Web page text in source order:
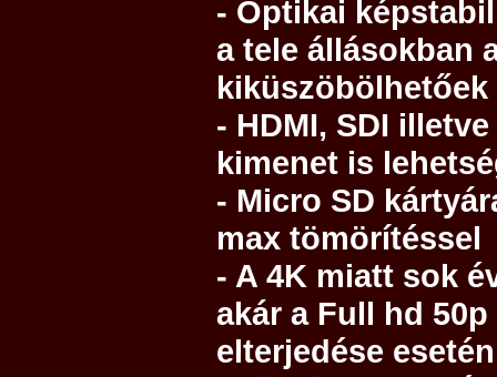
- Optikai
a tele állásokban
kiküszöbölhetőek
- HDMI, SDI
kimenet is
- Micro SD
max tömörítéssel
- A 4K miatt sok
akár a Full hd
elterjedése esetén